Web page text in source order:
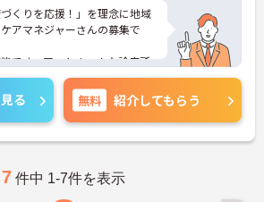
づくりを応援！」を理念に地域
アマネジャーさんの募集で
です。アットホームな診療所
きますよ。
す！少しでも興味をもたれま
問い合わせください！
る 無料 紹介してもらう
7 件中 1-7件を表示